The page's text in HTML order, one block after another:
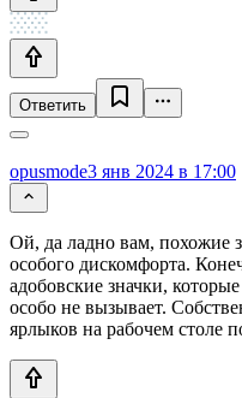
Ответить
opusmode3 янв 2024 в 17:00
Ой, да ладно вам, похожие
особого дискомфорта.
адобовские значки,
особо не вызывает.
ярлыков на рабочем столе